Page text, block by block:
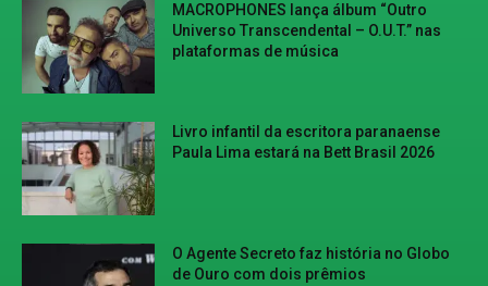
MACROPHONES lança álbum “Outro
Universo Transcendental – O.U.T.” nas
plataformas de música
Livro infantil da escritora paranaense
Paula Lima estará na Bett Brasil 2026
O Agente Secreto faz história no Globo
de Ouro com dois prêmios